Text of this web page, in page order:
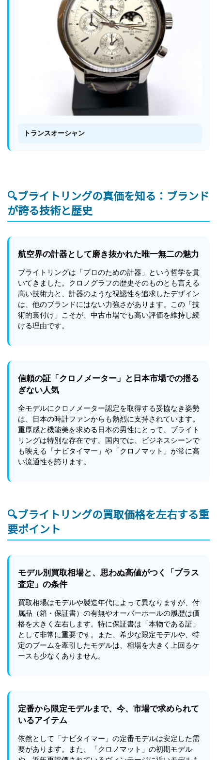
トランスオーシャン
🔍ブライトリングの真価を知る：ブランド
が誇る技術と歴史
航空界の計器として磨き抜かれた唯一無二の魅力
ブライトリングは「プロのための計器」という哲学を貫
いてきました。クロノグラフの歴史そのものとも言える
高い技術力と、計器のような視認性を追求したデザイン
は、他のブランドにはない力強さがあります。この「技
術的裏付け」こそが、中古市場でも高い評価を維持し続
ける理由です。
信頼の証「クロノメーター」と日本市場での揺る
ぎない人気
全モデルにクロノメーター認定を取得する妥協なき姿勢
は、日本の時計ファンからも熱烈に支持されています。
重厚感と機能美を求める日本の男性にとって、ブライト
リングは特別な存在です。国内では、ビジネスシーンで
も映える「ナビタイマー」や「クロノマット」が常に高
い流通性を誇ります。
🔍ブライトリングの買取価格を左右する重
要ポイント
モデル別買取相場と、思わぬ高値がつく「プラス
査定」の条件
買取相場はモデルや製造年代によって異なりますが、付
属品（箱・保証書）の有無やオーバーホールの履歴は価
格を大きく左右します。特に保証書は「本物である証」
として非常に重要です。また、希少な限定モデルや、特
定のブームを牽引したモデルは、相場を大きく上回るケ
ースも少なくありません。
定番から限定モデルまで、今、市場で求められて
いるアイテム
依然として「ナビタイマー」の定番モデルは安定した需
要があります。また、「クロノマット」の初期モデル